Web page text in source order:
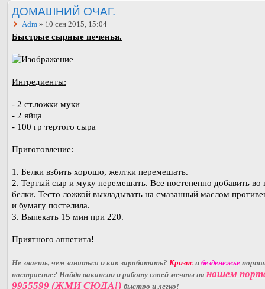
ДОМАШНИЙ ОЧАГ.
Adm » 10 сен 2015, 15:04
Быстрые сырные печенья.
Ингредиенты:
- 2 ст.ложки муки
- 2 яйца
- 100 гр тертого сыра
Приготовление:
1. Белки взбить хорошо, желтки перемешать.
2. Тертый сыр и муку перемешать. Все постепенно добавить во
белки. Тесто ложкой выкладывать на смазанный маслом
и бумагу постелила.
3. Выпекать 15 мин при 220.
Приятного аппетита!
Не знаешь, чем заняться и как заработать? Кризис и безденежье
настроение? Найди вакансии и работу своей мечты на нашем
9955599 (ЖМИ СЮДА!) быстро и легко!